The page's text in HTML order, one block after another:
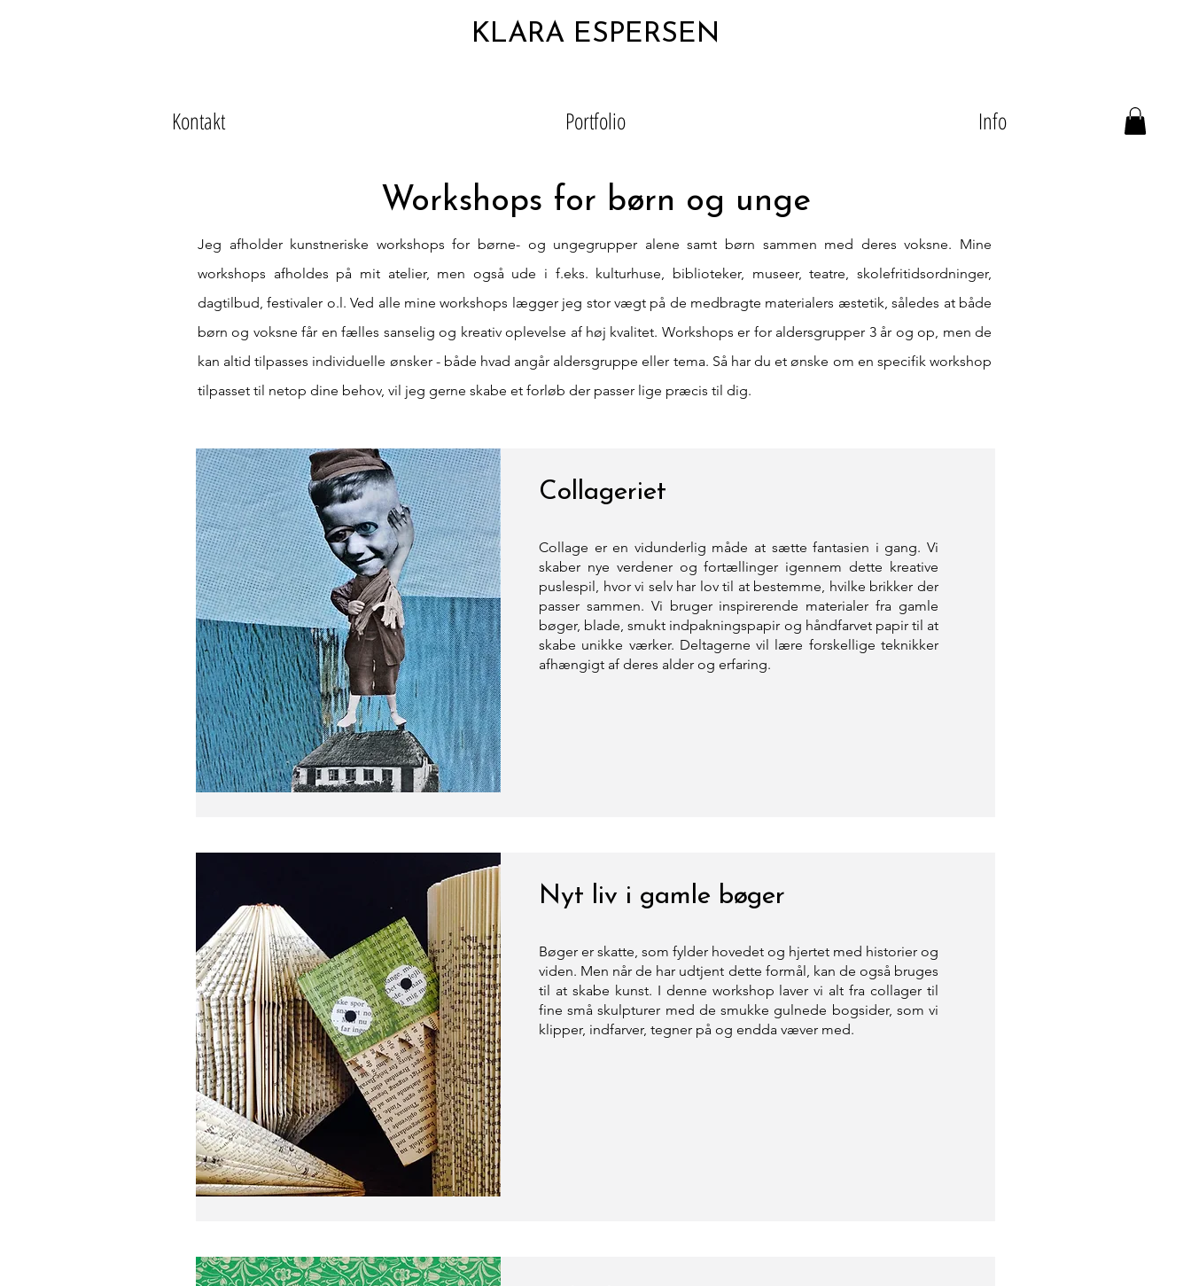
KLARA ESPERSEN
Kontakt Portfolio Info
Workshops for børn og unge
Jeg afholder kunstneriske workshops for børne- og ungegrupper alene samt børn sammen med deres voksne. Mine
workshops afholdes på mit atelier, men også ude i f.eks. kulturhuse, biblioteker, museer, teatre, skolefritidsordninger,
dagtilbud, festivaler o.l.Ved alle mine workshops lægger jeg stor vægt på de medbragte materialers æstetik, således at både
børn og voksne får en fælles sanselig og kreativ oplevelse af høj kvalitet. Workshops er for aldersgrupper 3 år og op, men de
kan altid tilpasses individuelle ønsker - både hvad angår aldersgruppe eller tema. Så har du et ønske om en specifik workshop
tilpasset til netop dine behov, vil jeg gerne skabe et forløb der passer lige præcis til dig.
Collageriet
Collage er en vidunderlig måde at sætte fantasien i gang. Vi
skaber nye verdener og fortællinger igennem dette kreative
puslespil, hvor vi selv har lov til at bestemme, hvilke brikker der
passer sammen. Vi bruger inspirerende materialer fra gamle
bøger, blade, smukt indpakningspapir og håndfarvet papir til at
skabe unikke værker. Deltagerne vil lære forskellige teknikker
afhængigt af deres alder og erfaring.
Nyt liv i gamle bøger
Bøger er skatte, som fylder hovedet og hjertet med historier og
viden. Men når de har udtjent dette formål, kan de også bruges
til at skabe kunst. I denne workshop laver vi alt fra collager til
fine små skulpturer med de smukke gulnede bogsider, som vi
klipper, indfarver, tegner på og endda væver med.